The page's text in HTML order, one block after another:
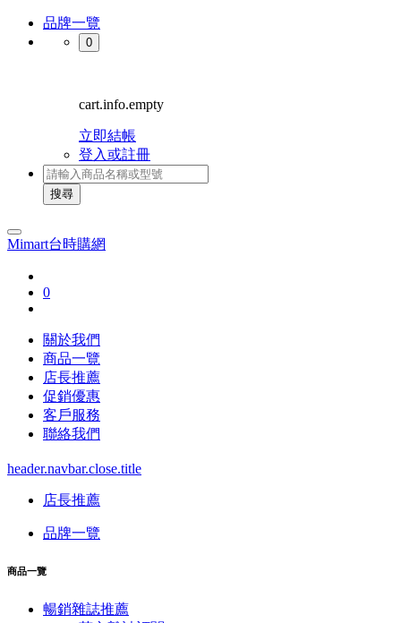
品牌一覽
0
cart.info.empty
立即結帳
登入或註冊
搜尋
Mimart台時購網
0
關於我們
商品一覽
店長推薦
促銷優惠
客戶服務
聯絡我們
header.navbar.close.title
店長推薦
品牌一覽
商品一覽
暢銷雜誌推薦